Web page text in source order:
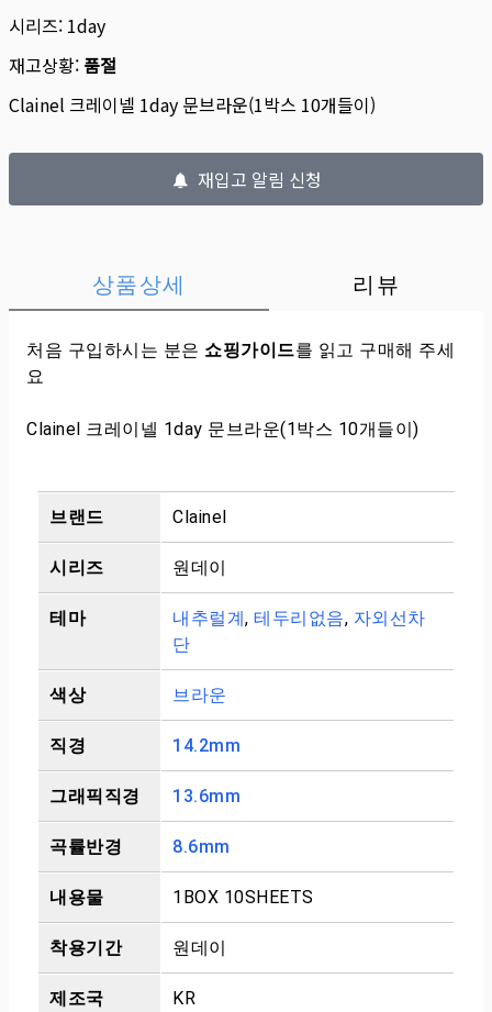
시리즈: 1day
재고상황: 품절
Clainel 크레이넬 1day 문브라운(1박스 10개들이)
재입고 알림 신청
상품상세 리뷰
처음 구입하시는 분은 쇼핑가이드를 읽고 구매해 주세
요
Clainel 크레이넬 1day 문브라운(1박스 10개들이)
브랜드 Clainel
시리즈 원데이
테마 내추럴계, 테두리없음, 자외선차
단
색상 브라운
직경 14.2mm
그래픽직경 13.6mm
곡률반경 8.6mm
내용물 1BOX 10SHEETS
착용기간 원데이
제조국 KR